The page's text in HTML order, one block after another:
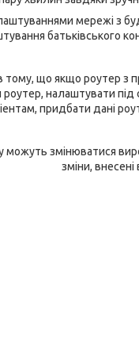
мережі з
батьківського
тому, що якщо роутер з
налаштувати
придбати дані
можуть змінюватися
зміни,